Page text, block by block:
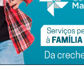
SERVIÇO EM